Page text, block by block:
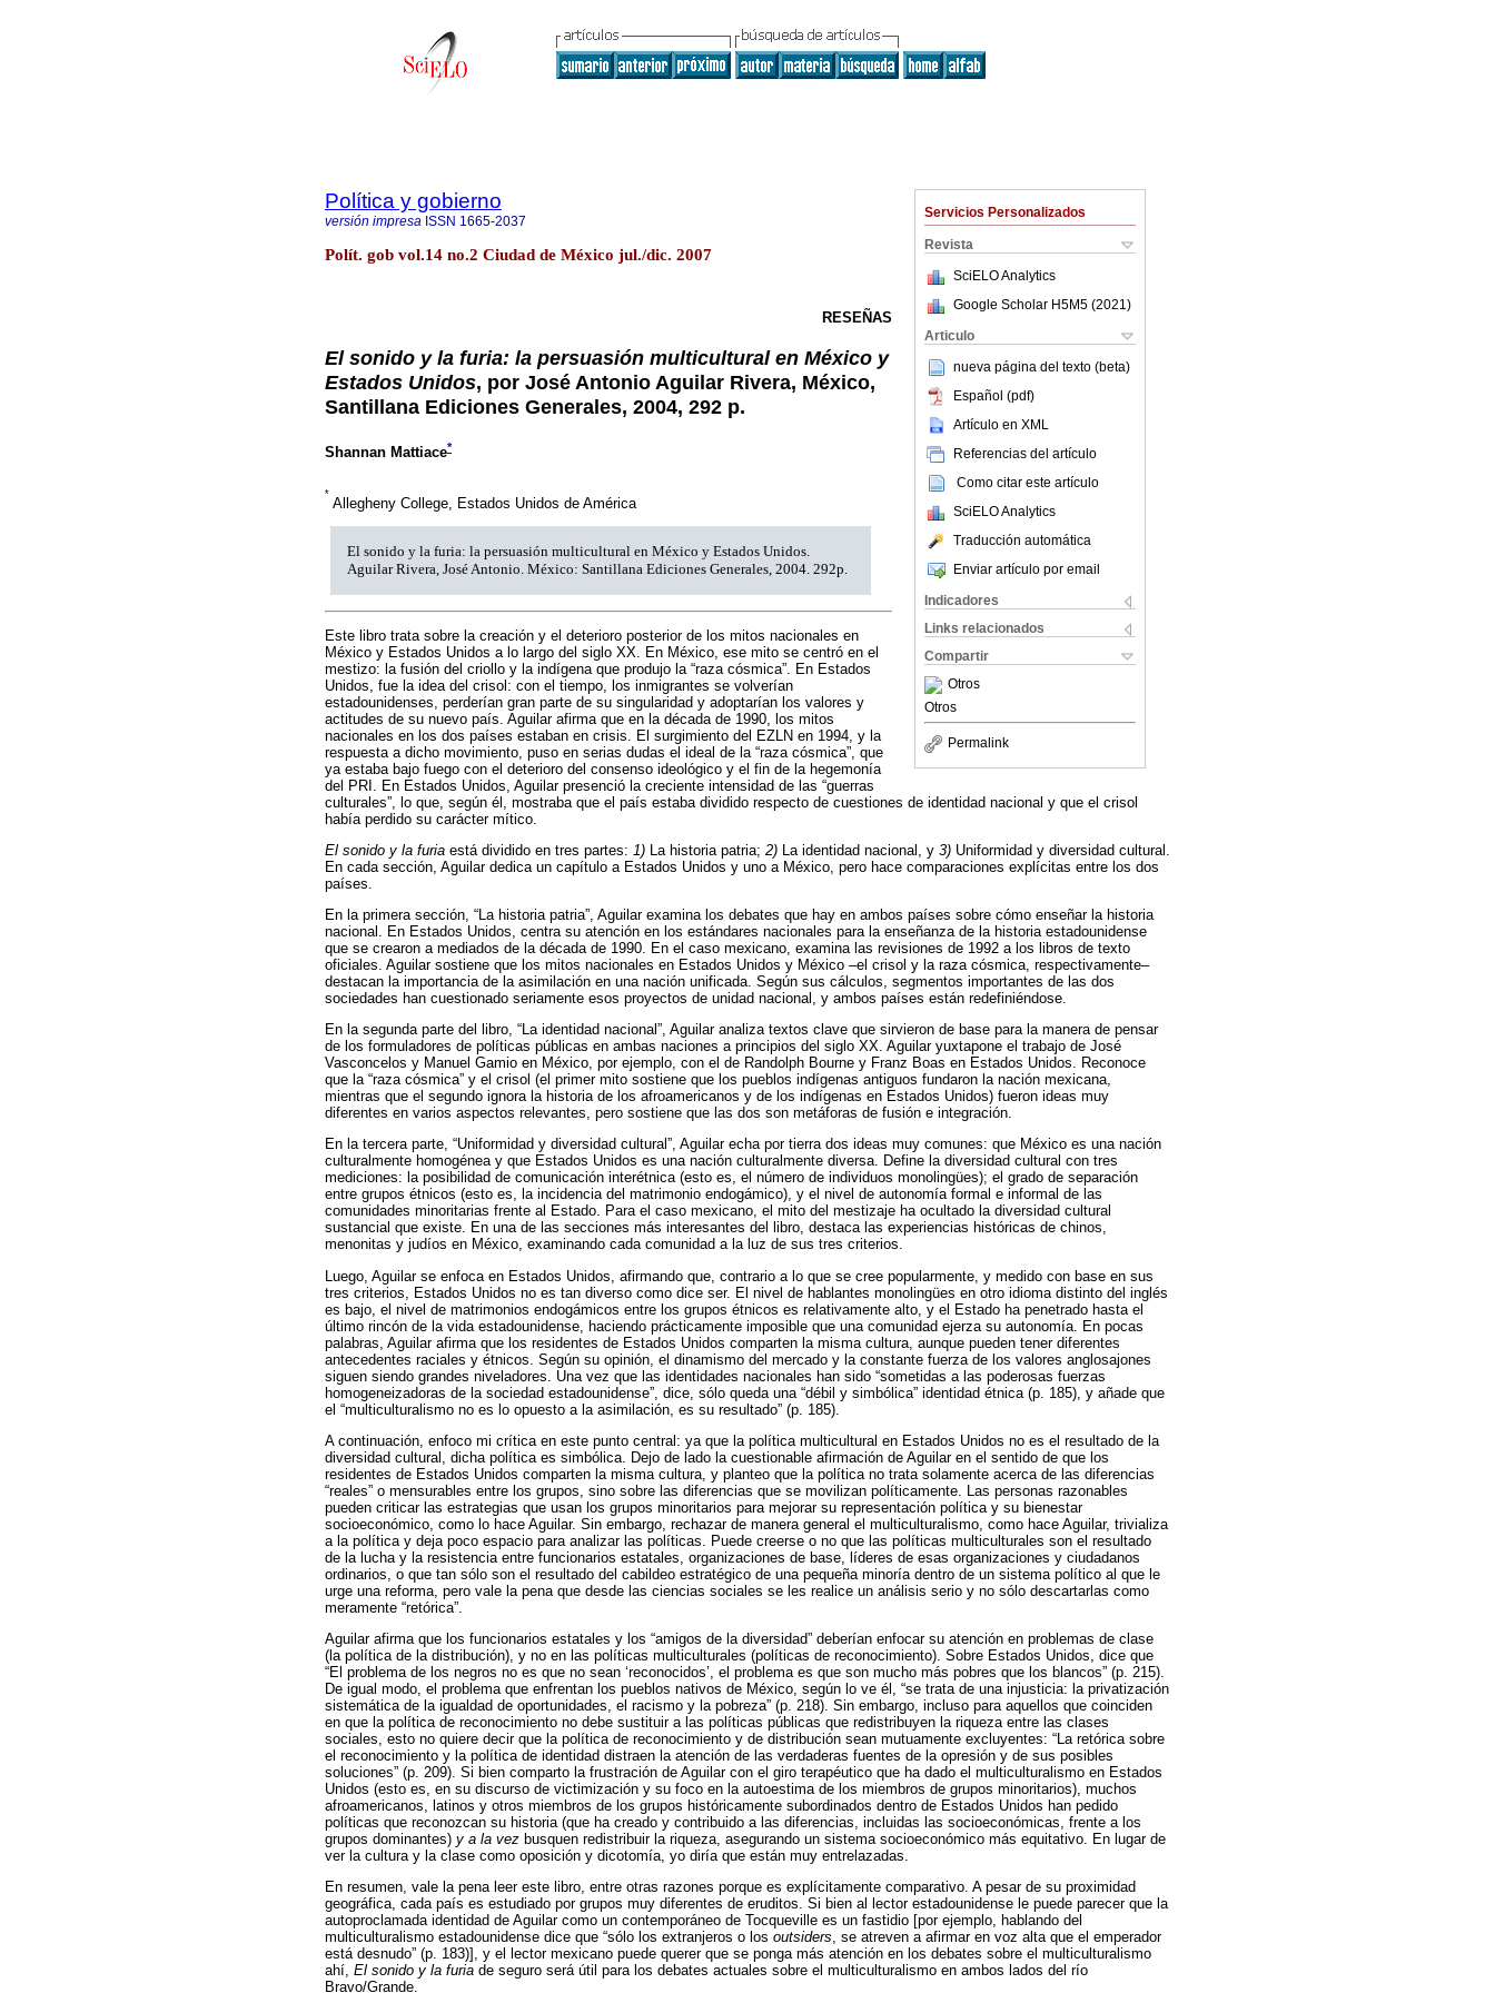
Servicios Personalizados
Revista
SciELO Analytics
Google Scholar H5M5 (2021 )
Articulo
nueva página del texto (beta)
Español (pdf)
Artículo en XML
Referencias del artículo
Como citar este artículo
SciELO Analytics
Traducción automática
Enviar artículo por email
Indicadores
Links relacionados
Compartir
Otros
Otros
Permalink
Política y gobierno
versión impresa ISSN 1665-2037
Polít. gob vol.14 no.2 Ciudad de México jul./dic. 2007
RESEÑAS
El sonido y la furia: la persuasión multicultural en México y
Estados Unidos, por José Antonio Aguilar Rivera, México,
Santillana Ediciones Generales, 2004, 292 p.
Shannan Mattiace*
*
Allegheny College, Estados Unidos de América
El sonido y la furia: la persuasión multicultural en México y Estados Unidos.
Aguilar Rivera, José Antonio. México: Santillana Ediciones Generales, 2004. 292p.
Este libro trata sobre la creación y el deterioro posterior de los mitos nacionales en
México y Estados Unidos a lo largo del siglo XX. En México, ese mito se centró en el
mestizo: la fusión del criollo y la indígena que produjo la “raza cósmica”. En Estados
Unidos, fue la idea del crisol: con el tiempo, los inmigrantes se volverían
estadounidenses, perderían gran parte de su singularidad y adoptarían los valores y
actitudes de su nuevo país. Aguilar afirma que en la década de 1990, los mitos
nacionales en los dos países estaban en crisis. El surgimiento del EZLN en 1994, y la
respuesta a dicho movimiento, puso en serias dudas el ideal de la “raza cósmica”, que
ya estaba bajo fuego con el deterioro del consenso ideológico y el fin de la hegemonía
del PRI. En Estados Unidos, Aguilar presenció la creciente intensidad de las “guerras
culturales”, lo que, según él, mostraba que el país estaba dividido respecto de cuestiones de identidad nacional y que el crisol
había perdido su carácter mítico.
El sonido y la furia está dividido en tres partes: 1) La historia patria; 2) La identidad nacional, y 3) Uniformidad y diversidad cultural.
En cada sección, Aguilar dedica un capítulo a Estados Unidos y uno a México, pero hace comparaciones explícitas entre los dos
países.
En la primera sección, “La historia patria”, Aguilar examina los debates que hay en ambos países sobre cómo enseñar la historia
nacional. En Estados Unidos, centra su atención en los estándares nacionales para la enseñanza de la historia estadounidense
que se crearon a mediados de la década de 1990. En el caso mexicano, examina las revisiones de 1992 a los libros de texto
oficiales. Aguilar sostiene que los mitos nacionales en Estados Unidos y México ‒el crisol y la raza cósmica, respectivamente‒
destacan la importancia de la asimilación en una nación unificada. Según sus cálculos, segmentos importantes de las dos
sociedades han cuestionado seriamente esos proyectos de unidad nacional, y ambos países están redefiniéndose.
En la segunda parte del libro, “La identidad nacional”, Aguilar analiza textos clave que sirvieron de base para la manera de pensar
de los formuladores de políticas públicas en ambas naciones a principios del siglo XX. Aguilar yuxtapone el trabajo de José
Vasconcelos y Manuel Gamio en México, por ejemplo, con el de Randolph Bourne y Franz Boas en Estados Unidos. Reconoce
que la “raza cósmica” y el crisol (el primer mito sostiene que los pueblos indígenas antiguos fundaron la nación mexicana,
mientras que el segundo ignora la historia de los afroamericanos y de los indígenas en Estados Unidos) fueron ideas muy
diferentes en varios aspectos relevantes, pero sostiene que las dos son metáforas de fusión e integración.
En la tercera parte, “Uniformidad y diversidad cultural”, Aguilar echa por tierra dos ideas muy comunes: que México es una nación
culturalmente homogénea y que Estados Unidos es una nación culturalmente diversa. Define la diversidad cultural con tres
mediciones: la posibilidad de comunicación interétnica (esto es, el número de individuos monolingües); el grado de separación
entre grupos étnicos (esto es, la incidencia del matrimonio endogámico), y el nivel de autonomía formal e informal de las
comunidades minoritarias frente al Estado. Para el caso mexicano, el mito del mestizaje ha ocultado la diversidad cultural
sustancial que existe. En una de las secciones más interesantes del libro, destaca las experiencias históricas de chinos,
menonitas y judíos en México, examinando cada comunidad a la luz de sus tres criterios.
Luego, Aguilar se enfoca en Estados Unidos, afirmando que, contrario a lo que se cree popularmente, y medido con base en sus
tres criterios, Estados Unidos no es tan diverso como dice ser. El nivel de hablantes monolingües en otro idioma distinto del inglés
es bajo, el nivel de matrimonios endogámicos entre los grupos étnicos es relativamente alto, y el Estado ha penetrado hasta el
último rincón de la vida estadounidense, haciendo prácticamente imposible que una comunidad ejerza su autonomía. En pocas
palabras, Aguilar afirma que los residentes de Estados Unidos comparten la misma cultura, aunque pueden tener diferentes
antecedentes raciales y étnicos. Según su opinión, el dinamismo del mercado y la constante fuerza de los valores anglosajones
siguen siendo grandes niveladores. Una vez que las identidades nacionales han sido “sometidas a las poderosas fuerzas
homogeneizadoras de la sociedad estadounidense”, dice, sólo queda una “débil y simbólica” identidad étnica (p. 185), y añade que
el “multiculturalismo no es lo opuesto a la asimilación, es su resultado” (p. 185).
A continuación, enfoco mi crítica en este punto central: ya que la política multicultural en Estados Unidos no es el resultado de la
diversidad cultural, dicha política es simbólica. Dejo de lado la cuestionable afirmación de Aguilar en el sentido de que los
residentes de Estados Unidos comparten la misma cultura, y planteo que la política no trata solamente acerca de las diferencias
“reales” o mensurables entre los grupos, sino sobre las diferencias que se movilizan políticamente. Las personas razonables
pueden criticar las estrategias que usan los grupos minoritarios para mejorar su representación política y su bienestar
socioeconómico, como lo hace Aguilar. Sin embargo, rechazar de manera general el multiculturalismo, como hace Aguilar, trivializa
a la política y deja poco espacio para analizar las políticas. Puede creerse o no que las políticas multiculturales son el resultado
de la lucha y la resistencia entre funcionarios estatales, organizaciones de base, líderes de esas organizaciones y ciudadanos
ordinarios, o que tan sólo son el resultado del cabildeo estratégico de una pequeña minoría dentro de un sistema político al que le
urge una reforma, pero vale la pena que desde las ciencias sociales se les realice un análisis serio y no sólo descartarlas como
meramente “retórica”.
Aguilar afirma que los funcionarios estatales y los “amigos de la diversidad” deberían enfocar su atención en problemas de clase
(la política de la distribución), y no en las políticas multiculturales (políticas de reconocimiento). Sobre Estados Unidos, dice que
“El problema de los negros no es que no sean ‘reconocidos’, el problema es que son mucho más pobres que los blancos” (p. 215).
De igual modo, el problema que enfrentan los pueblos nativos de México, según lo ve él, “se trata de una injusticia: la privatización
sistemática de la igualdad de oportunidades, el racismo y la pobreza” (p. 218). Sin embargo, incluso para aquellos que coinciden
en que la política de reconocimiento no debe sustituir a las políticas públicas que redistribuyen la riqueza entre las clases
sociales, esto no quiere decir que la política de reconocimiento y de distribución sean mutuamente excluyentes: “La retórica sobre
el reconocimiento y la política de identidad distraen la atención de las verdaderas fuentes de la opresión y de sus posibles
soluciones” (p. 209). Si bien comparto la frustración de Aguilar con el giro terapéutico que ha dado el multiculturalismo en Estados
Unidos (esto es, en su discurso de victimización y su foco en la autoestima de los miembros de grupos minoritarios), muchos
afroamericanos, latinos y otros miembros de los grupos históricamente subordinados dentro de Estados Unidos han pedido
políticas que reconozcan su historia (que ha creado y contribuido a las diferencias, incluidas las socioeconómicas, frente a los
grupos dominantes) y a la vez busquen redistribuir la riqueza, asegurando un sistema socioeconómico más equitativo. En lugar de
ver la cultura y la clase como oposición y dicotomía, yo diría que están muy entrelazadas.
En resumen, vale la pena leer este libro, entre otras razones porque es explícitamente comparativo. A pesar de su proximidad
geográfica, cada país es estudiado por grupos muy diferentes de eruditos. Si bien al lector estadounidense le puede parecer que la
autoproclamada identidad de Aguilar como un contemporáneo de Tocqueville es un fastidio [por ejemplo, hablando del
multiculturalismo estadounidense dice que “sólo los extranjeros o los outsiders, se atreven a afirmar en voz alta que el emperador
está desnudo” (p. 183)], y el lector mexicano puede querer que se ponga más atención en los debates sobre el multiculturalismo
ahí, El sonido y la furia de seguro será útil para los debates actuales sobre el multiculturalismo en ambos lados del río
Bravo/Grande.